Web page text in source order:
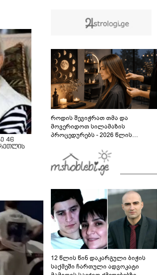
46
როდის შევიჭრათ თმა და
მოვერიდოთ სილამაზის
პროცედურებს - 2026 წლის
გზამკვლევი
12 წლის წინ დაკარგული ბიჭის
საქმეში ჩართული ადვოკატი